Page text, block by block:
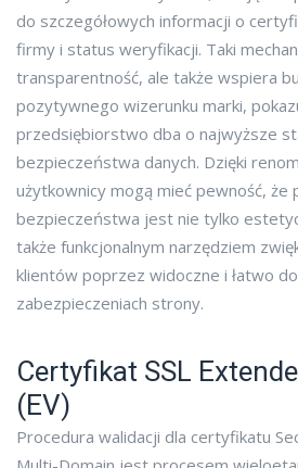
do szczegółowych informacji o
firmy i status weryfikacji. Taki
transparentność, ale także wspiera
pozytywnego wizerunku marki,
przedsiębiorstwo dba o najwyższe
bezpieczeństwa danych. Dzięki
użytkownicy mogą mieć pewność, że
bezpieczeństwa jest nie tylko
także funkcjonalnym narzędziem
klientów poprzez widoczne i łatwo
zabezpieczeniach strony.
Certyfikat SSL
(EV)
Procedura walidacji dla certyfikatu